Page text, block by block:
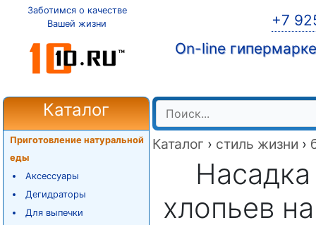
Заботимся о качестве
Вашей жизни
+7
On-line
Каталог
Приготовление натуральной
еды
Аксессуары
Дегидраторы
Для выпечки
Каталог › стиль жизни ›
хлопьев